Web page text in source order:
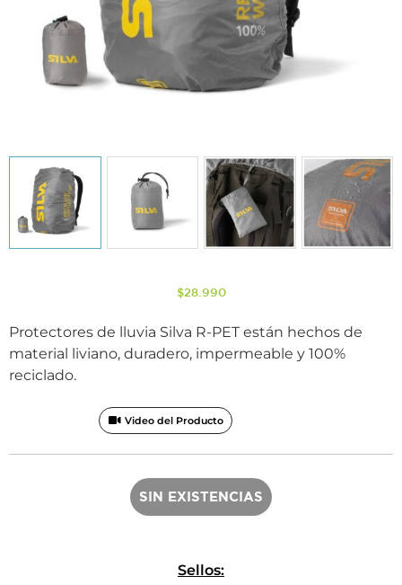
$28.990
Protectores de lluvia Silva R-PET están hechos de
material liviano, duradero, impermeable y 100%
reciclado.
Video del Producto
SIN EXISTENCIAS
Sellos: